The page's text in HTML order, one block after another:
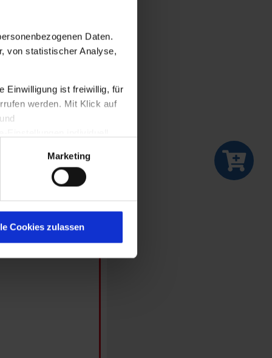
Daten.
von statistischer Analyse,
Einwilligung ist freiwillig, für
werden. Mit Klick auf
vergleichbares
Stelle besteht. Weitere
Marketing
Cookies zulassen
Momente